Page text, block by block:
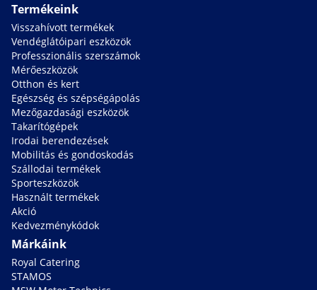
Termékeink
Visszahívott termékek
Vendéglátóipari eszközök
Professzionális szerszámok
Mérőeszközök
Otthon és kert
Egészség és szépségápolás
Mezőgazdasági eszközök
Takarítógépek
Irodai berendezések
Mobilitás és gondoskodás
Szállodai termékek
Sporteszközök
Használt termékek
Akció
Kedvezménykódok
Márkáink
Royal Catering
STAMOS